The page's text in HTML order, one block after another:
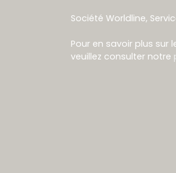
Société Worldline, Service
Pour en savoir plus sur
veuillez consulter notre